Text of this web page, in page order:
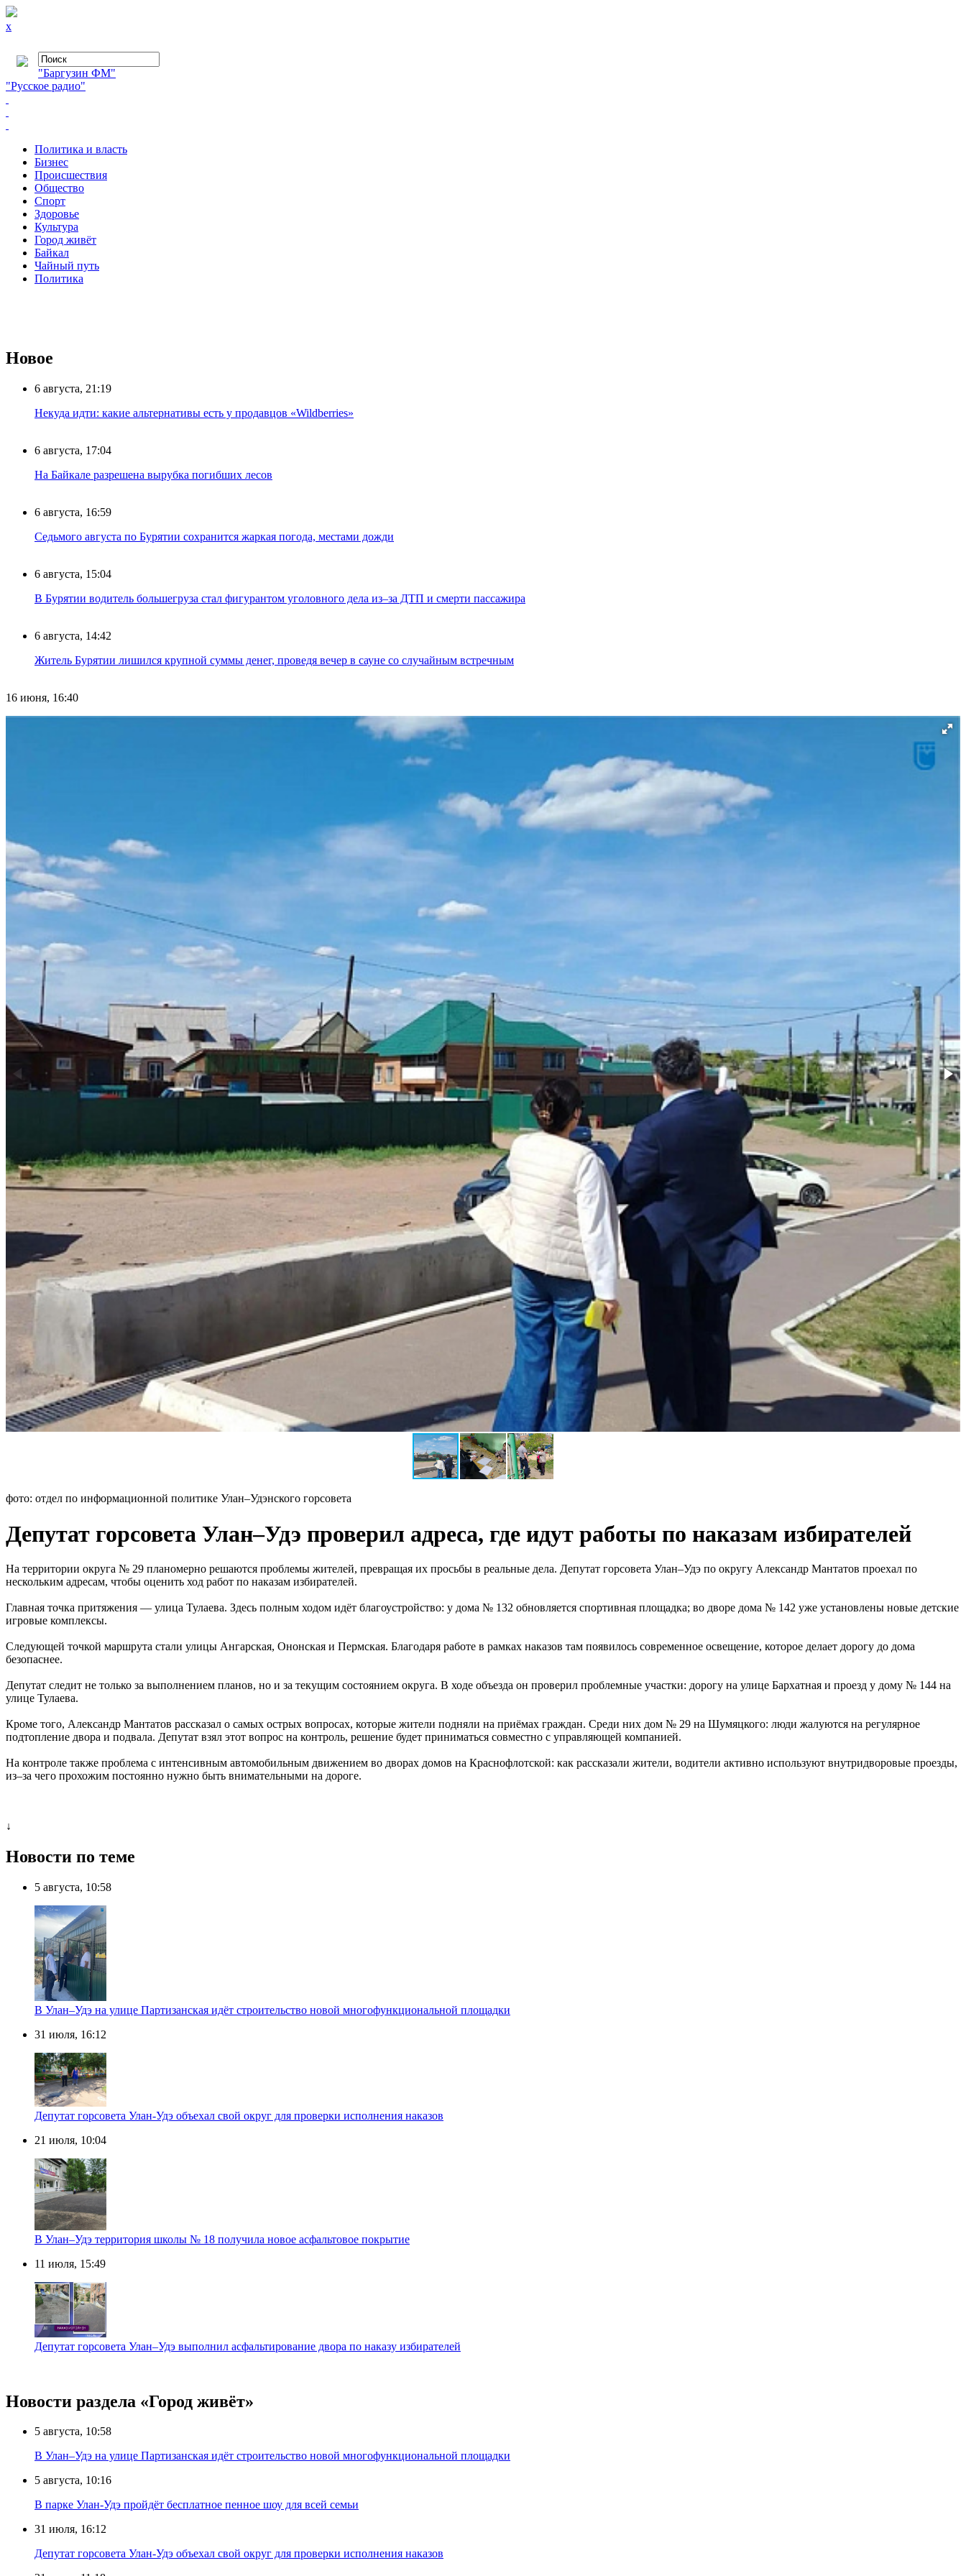
x
"Баргузин ФМ"
"Русское радио"
Политика и власть
Бизнес
Происшествия
Общество
Cпорт
Здоровье
Культура
Город живёт
Байкал
Чайный путь
Политика
Новое
6 августа, 21:19
Некуда идти: какие альтернативы есть у продавцов «Wildberries»
6 августа, 17:04
На Байкале разрешена вырубка погибших лесов
6 августа, 16:59
Седьмого августа по Бурятии сохранится жаркая погода, местами дожди
6 августа, 15:04
В Бурятии водитель большегруза стал фигурантом уголовного дела из–за ДТП и смерти пассажира
6 августа, 14:42
Житель Бурятии лишился крупной суммы денег, проведя вечер в сауне со случайным встречным
16 июня, 16:40
фото: отдел по информационной политике Улан–Удэнского горсовета
Депутат горсовета Улан–Удэ проверил адреса, где идут работы по наказам избирателей
На территории округа № 29 планомерно решаются проблемы жителей, превращая их просьбы в реальные дела. Депутат горсовета Улан–Удэ по округу Александр Мантатов проехал по
нескольким адресам, чтобы оценить ход работ по наказам избирателей.
Главная точка притяжения — улица Тулаева. Здесь полным ходом идёт благоустройство: у дома № 132 обновляется спортивная площадка; во дворе дома № 142 уже установлены новые детские
игровые комплексы.
Следующей точкой маршрута стали улицы Ангарская, Ононская и Пермская. Благодаря работе в рамках наказов там появилось современное освещение, которое делает дорогу до дома
безопаснее.
Депутат следит не только за выполнением планов, но и за текущим состоянием округа. В ходе объезда он проверил проблемные участки: дорогу на улице Бархатная и проезд у дому № 144 на
улице Тулаева.
Кроме того, Александр Мантатов рассказал о самых острых вопросах, которые жители подняли на приёмах граждан. Среди них дом № 29 на Шумяцкого: люди жалуются на регулярное
подтопление двора и подвала. Депутат взял этот вопрос на контроль, решение будет приниматься совместно с управляющей компанией.
На контроле также проблема с интенсивным автомобильным движением во дворах домов на Краснофлотской: как рассказали жители, водители активно используют внутридворовые проезды,
из–за чего прохожим постоянно нужно быть внимательными на дороге.
↓
Новости по теме
5 августа, 10:58
В Улан–Удэ на улице Партизанская идёт строительство новой многофункциональной площадки
31 июля, 16:12
Депутат горсовета Улан-Удэ объехал свой округ для проверки исполнения наказов
21 июля, 10:04
В Улан–Удэ территория школы № 18 получила новое асфальтовое покрытие
11 июля, 15:49
Депутат горсовета Улан–Удэ выполнил асфальтирование двора по наказу избирателей
Новости раздела «Город живёт»
5 августа, 10:58
В Улан–Удэ на улице Партизанская идёт строительство новой многофункциональной площадки
5 августа, 10:16
В парке Улан-Удэ пройдёт бесплатное пенное шоу для всей семьи
31 июля, 16:12
Депутат горсовета Улан-Удэ объехал свой округ для проверки исполнения наказов